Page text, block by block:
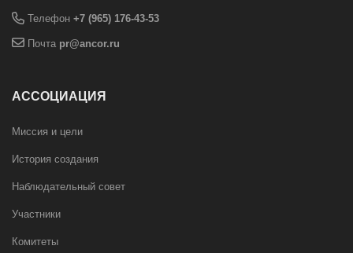
Телефон +7 (965) 176-43-53
Почта pr@ancor.ru
АССОЦИАЦИЯ
Миссия и цели
История создания
Наблюдательный совет
Участники
Комитеты